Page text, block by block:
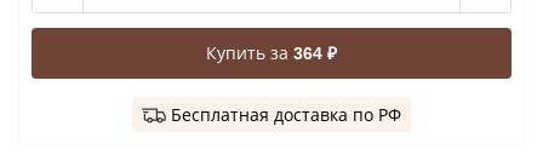
Купить за 364 ₽
Бесплатная доставка по РФ